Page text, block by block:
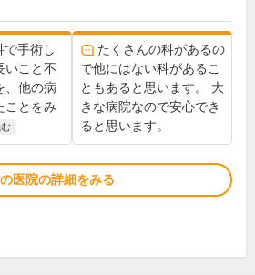
で手術し
いこと不
、他の病
ことをみ
たくさんの科があるの
で他にはない科があるこ
ともあると思います。 大
きな病院なので安心でき
ると思います。
医院の詳細をみる